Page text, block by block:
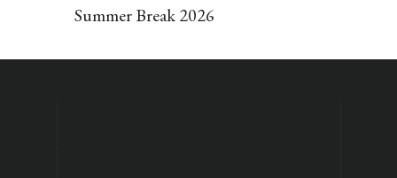
Summer Break 2026